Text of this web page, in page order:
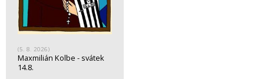
(5. 8. 2026)
Maxmilián Kolbe - svátek
14.8.